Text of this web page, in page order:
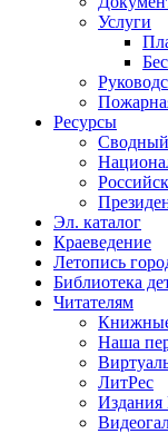
Услуги
Ресурсы
Сводный
Эл. каталог
Краеведение
Летопись
Библиотека
Читателям
Наша
ЛитРес